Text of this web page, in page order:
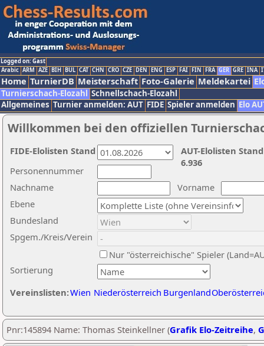
Logged on: Gast
Arabic ARM AZE BIH BUL CAT CHN CRO CZE DEN ENG ESP FAI FIN FRA GER GRE INA
Home TurnierDB Meisterschaft Foto-Galerie Meldekartei
Turnierschach-Elozahl Schnellschach-Elozahl
Allgemeines Turnier anmelden: AUT FIDE Spieler anmelden Elo
Willkommen bei den offiziellen
Nachname
Vorname
Ebene
Sortierung
Personennummer
Bundesland
Spgem./Kreis/Verein
Nur "österreichische" Spieler
Vereinslisten:Wien Niederösterreich Burgenland
AUT-Elolisten
6.936
FIDE-Elolisten Stand
Pnr:145894 Name: Thomas Steinkellner (Grafik Elo-Zeitreihe,